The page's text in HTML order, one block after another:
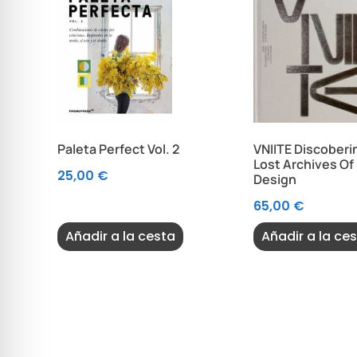
Paleta Perfect Vol. 2
25,00 €
Añadir a la cesta
VNIITE
Lost Archives
Design
65,00 €
Añadir a la